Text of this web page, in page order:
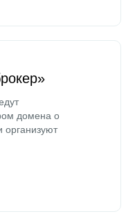
домена о
организуют